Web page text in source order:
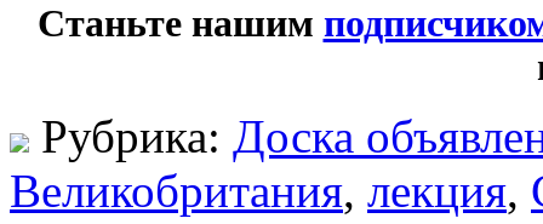
Станьте нашим
Рубрика: Доска
Великобритания, лекция,